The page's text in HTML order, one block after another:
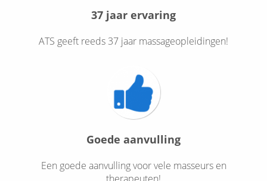
37 jaar ervaring
ATS geeft reeds 37 jaar massageopleidingen!
Goede aanvulling
Een goede aanvulling voor vele masseurs en